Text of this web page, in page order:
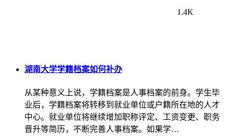
1.4K
湖南大学学籍档案如何补办
从某种意义上说，学籍档案是人事档案的前身。学生毕
业后，学籍档案将转移到就业单位或户籍所在地的人才
中心。就业单位将继续增加职称评定、工资变更、职务
晋升等简历，不断完善人事档案。如果学…